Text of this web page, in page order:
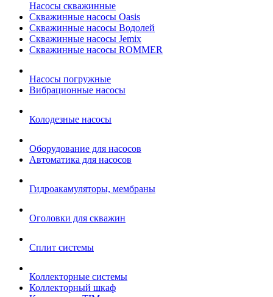
Насосы скважинные
Скважинные насосы Oasis
Скважинные насосы Водолей
Скважинные насосы Jemix
Cкважинные насосы ROMMER
Насосы погружные
Вибрационные насосы
Колодезные насосы
Оборудование для насосов
Автоматика для насосов
Гидроакамуляторы, мембраны
Оголовки для скважин
Сплит системы
Коллекторные системы
Коллекторный шкаф